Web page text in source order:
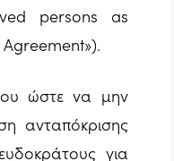
persons as
ώστε να μην
ανταπόκρισης
για